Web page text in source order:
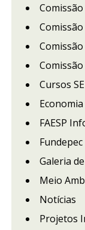
Cursos
Economia
FAESP
Fundepec
Galeria
Meio
Notícias
Projetos